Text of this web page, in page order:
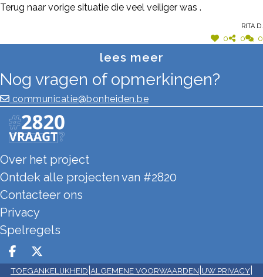
dorp te vermijden. Aangezien ze afslaan in de
Eisenhouwerlaan trekken ze zich niet veel
aan van de snelheidsbeperking. De meeste
auto's worden trouwens toch niet door de
trajectcontrole gedetecteerd. De huidige
situatie is een verslechtering tegenover de
Terug naar vorige situatie die veel veiliger was .
Rita D.
0 0 0
lees meer
Nog vragen of opmerkingen?
communicatie@bonheiden.be
Over het project
Ontdek alle projecten van #2820
Contacteer ons
Privacy
Spelregels
Deel op facebook
Deel op X
TOEGANKELIJKHEID ALGEMENE VOORWAARDEN UW PRIVACY